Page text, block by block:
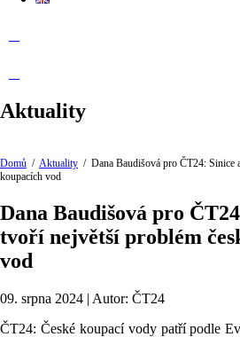
Aktuality
Domů / Aktuality / Dana Baudišová pro ČT24: Sinice
koupacích vod
Dana Baudišová pro
tvoří největší problém
vod
09. srpna 2024 | Autor: ČT24
ČT24: České koupací vody patří podle